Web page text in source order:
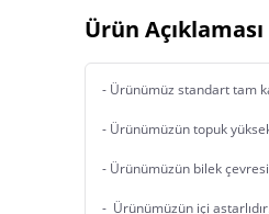
Ürün Açıklaması
- Ürünümüz standart tam
- Ürünümüzün topuk
- Ürünümüzün bilek
-  Ürünümüzün içi